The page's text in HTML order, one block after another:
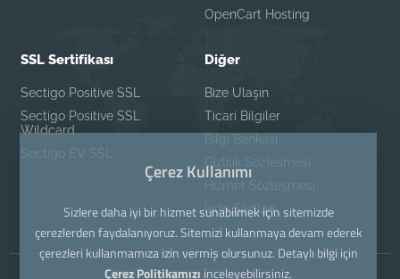
OpenCart Hosting
SSL Sertifikası
Sectigo Positive SSL
Sectigo Positive SSL
Wildcard
Sectigo EV SSL
Diğer
Bize Ulaşın
Ticari Bilgiler
Bilgi Bankası
Gizlilik Sözleşmesi
Hizmet Sözleşmesi
İade Şartları
Çerez Kullanımı
Sizlere daha iyi bir hizmet sunabilmek için sitemizde
çerezlerden faydalanıyoruz. Sitemizi kullanmaya devam ederek
çerezleri kullanmamıza izin vermiş olursunuz. Detaylı bilgi için
Çerez Politikamızı inceleyebilirsiniz.